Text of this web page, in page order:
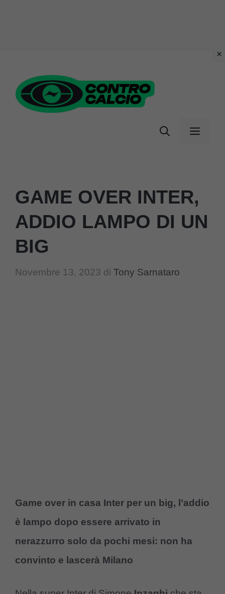
contenuto
Menu
GAME OVER INTER,
ADDIO LAMPO DI UN
BIG
Novembre 13, 2023 di Tony Sarnataro
Game over in casa Inter per un big, l’addio
è lampo dopo essere arrivato in
nerazzurro solo da pochi mesi: non ha
convinto e lascerà Milano